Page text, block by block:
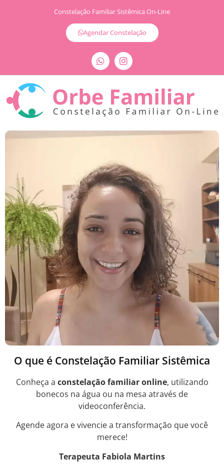
Constelação Familiar Sistêmica On-Line
Agendar Constelação
O que é Constelação Familiar Sistêmica
Conheça a constelação familiar online, utilizando
bonecos na água ou na mesa através de
videoconferência.
Agende agora e vivencie a transformação que você
merece!
Terapeuta Fabiola Martins